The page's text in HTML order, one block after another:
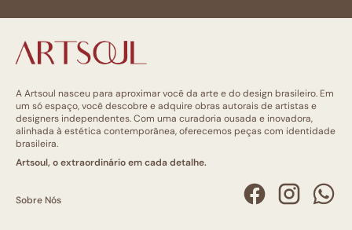
A Artsoul nasceu para aproximar você da arte e do design brasileiro. Em
um só espaço, você descobre e adquire obras autorais de artistas e
designers independentes. Com uma curadoria ousada e inovadora,
alinhada à estética contemporânea, oferecemos peças com identidade
brasileira.
Artsoul, o extraordinário em cada detalhe.
Sobre Nós